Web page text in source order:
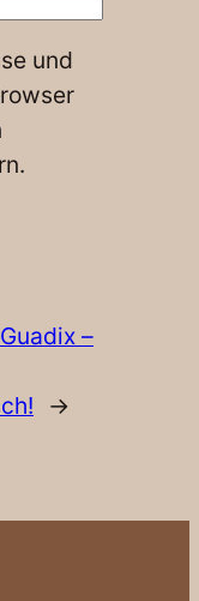
und
Guadix –
→